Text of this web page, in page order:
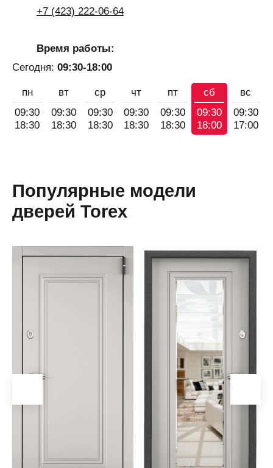
+7 (423) 222-06-64
Время работы:
Сегодня: 09:30-18:00
пн
09:30
18:30
вт
09:30
18:30
ср
09:30
18:30
чт
09:30
18:30
пт
09:30
18:30
сб
09:30
18:00
вс
09:30
17:00
Популярные модели
дверей Torex